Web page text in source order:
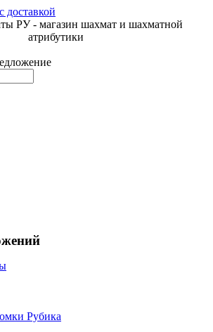
РУ - магазин шахмат и шахматной
атрибутики
Рубика